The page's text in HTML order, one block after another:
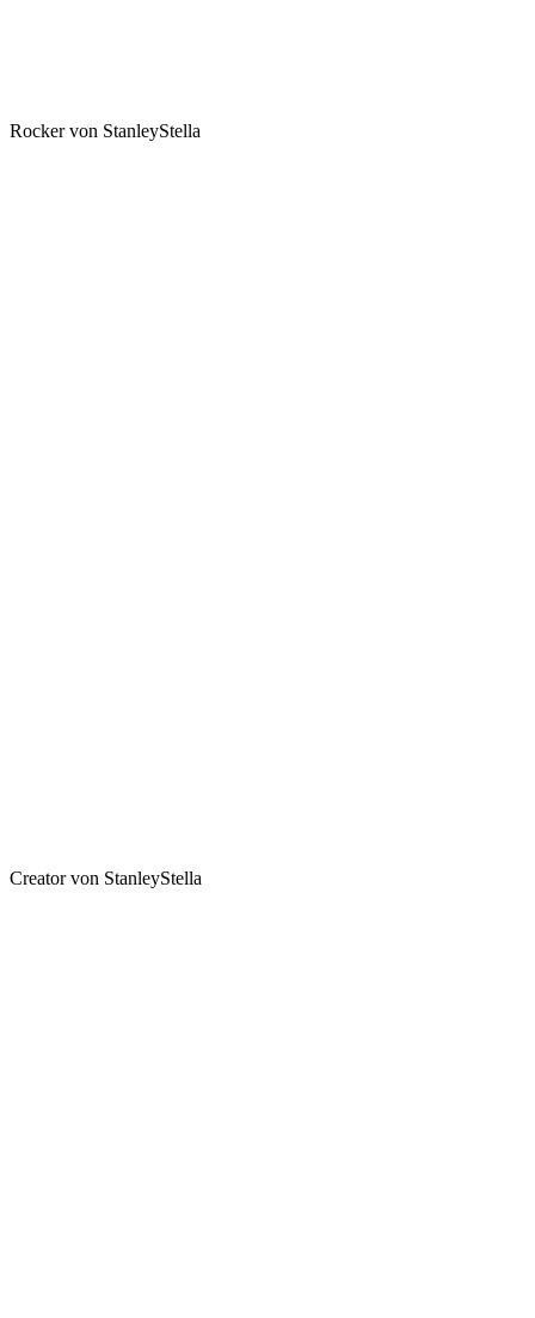
Rocker von StanleyStella
Creator von StanleyStella